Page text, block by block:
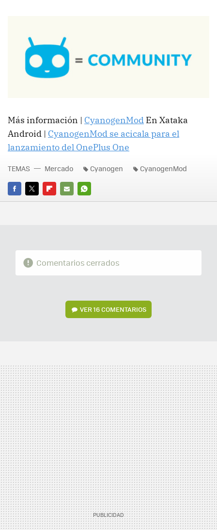
Más información | CyanogenMod En Xataka
Android | CyanogenMod se acicala para el
lanzamiento del OnePlus One
FACEBOOK
TWITTERFLIPBOARD
E-
WHATSAPP
TEMAS Mercado Cyanogen CyanogenMod
Comentarios cerrados
VER16 COMENTARIOS